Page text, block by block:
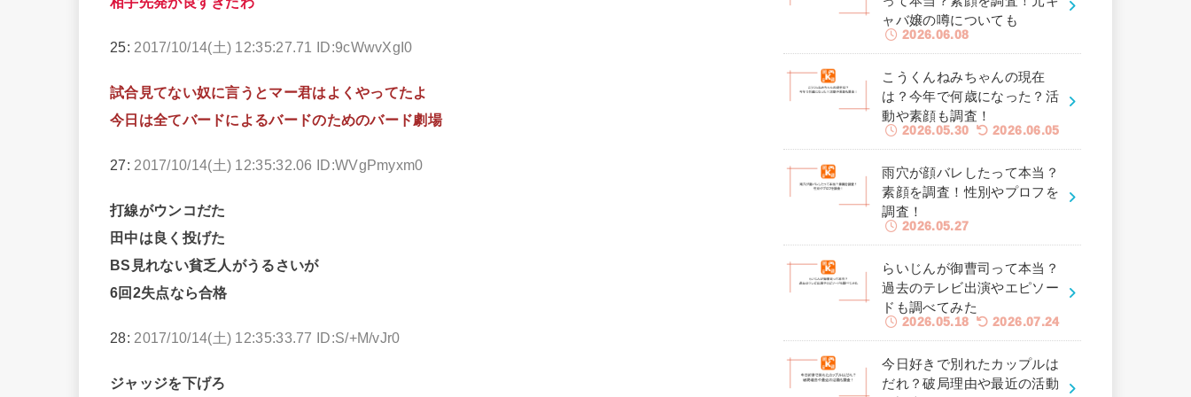
25: 2017/10/14(土) 12:35:27.71 ID:9cWwvXgI0
試合見てない奴に言うとマー君はよくやってたよ
今日は全てバードによるバードのためのバード劇場
27: 2017/10/14(土) 12:35:32.06 ID:WVgPmyxm0
打線がウンコだた
田中は良く投げた
BS見れない貧乏人がうるさいが
6回2失点なら合格
28: 2017/10/14(土) 12:35:33.77 ID:S/+M/vJr0
ジャッジを下げろ
ャバ嬢の噂についても
2026.06.08
こうくんねみちゃんの現在
は？今年で何歳になった？活
動や素顔も調査！
2026.05.30 2026.06.05
雨穴が顔バレしたって本当？
素顔を調査！性別やプロフを
調査！
2026.05.27
らいじんが御曹司って本当？
過去のテレビ出演やエピソー
ドも調べてみた
2026.05.18 2026.07.24
今日好きで別れたカップルは
だれ？破局理由や最近の活動